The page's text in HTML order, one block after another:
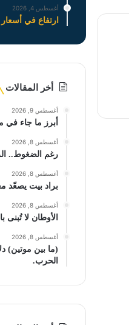
أغسطس 4, 2026
ارتفاع في
أخر المقالات
أغسطس 9, 2026
أبرز ما جاء
أغسطس 8, 2026
رغم الضغوط..
أغسطس 8, 2026
براد بيت يصعّد
أغسطس 8, 2026
الأوطان لا تُبنى
أغسطس 8, 2026
(ما بين موتين)
الحرب.